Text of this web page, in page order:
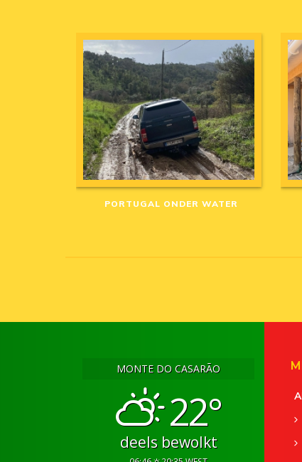
PORTUGAL ONDER WATER
MONTE DO CASARÃO
22°
deels bewolkt